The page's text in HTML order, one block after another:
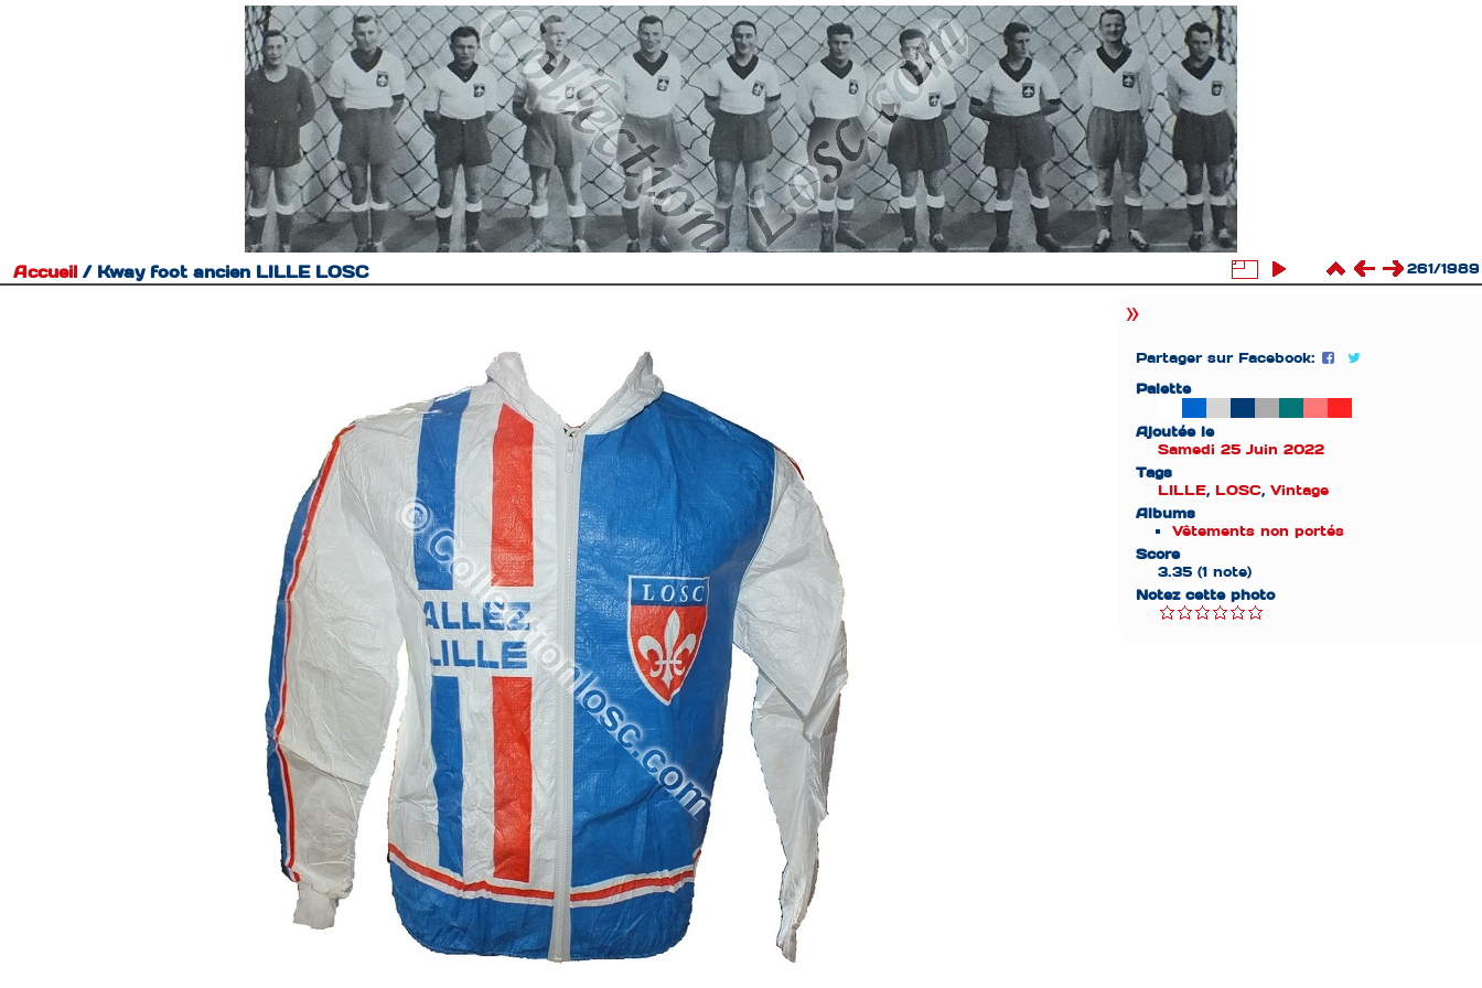
Accueil / Kway foot ancien LILLE LOSC 261/1989
Partager sur Facebook:
Palette
Ajoutée le
Samedi 25 Juin 2022
Tags
LILLE, LOSC, Vintage
Albums
Vêtements non portés
Score
3.35 (1 note)
Notez cette photo